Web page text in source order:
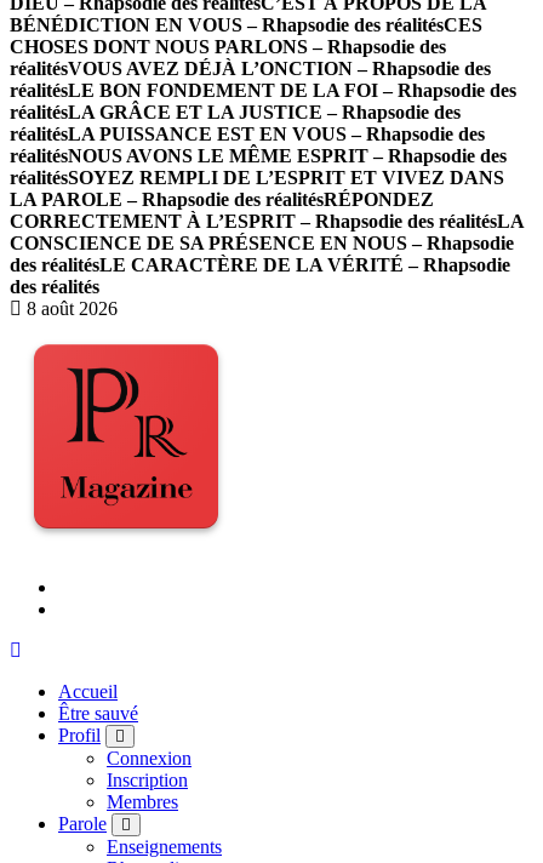
BÉNÉDICTION EN VOUS – Rhapsodie des réalitésCES
CHOSES DONT NOUS PARLONS – Rhapsodie des
réalitésVOUS AVEZ DÉJÀ L’ONCTION – Rhapsodie des
réalitésLE BON FONDEMENT DE LA FOI – Rhapsodie des
réalitésLA GRÂCE ET LA JUSTICE – Rhapsodie des
réalitésLA PUISSANCE EST EN VOUS – Rhapsodie des
réalitésNOUS AVONS LE MÊME ESPRIT – Rhapsodie des
réalitésSOYEZ REMPLI DE L’ESPRIT ET VIVEZ DANS
LA PAROLE – Rhapsodie des réalitésRÉPONDEZ
CORRECTEMENT À L’ESPRIT – Rhapsodie des réalitésLA
CONSCIENCE DE SA PRÉSENCE EN NOUS – Rhapsodie
des réalitésLE CARACTÈRE DE LA VÉRITÉ – Rhapsodie
des réalités
8 août 2026
Accueil
Être sauvé
Profil
Connexion
Inscription
Membres
Parole
Enseignements